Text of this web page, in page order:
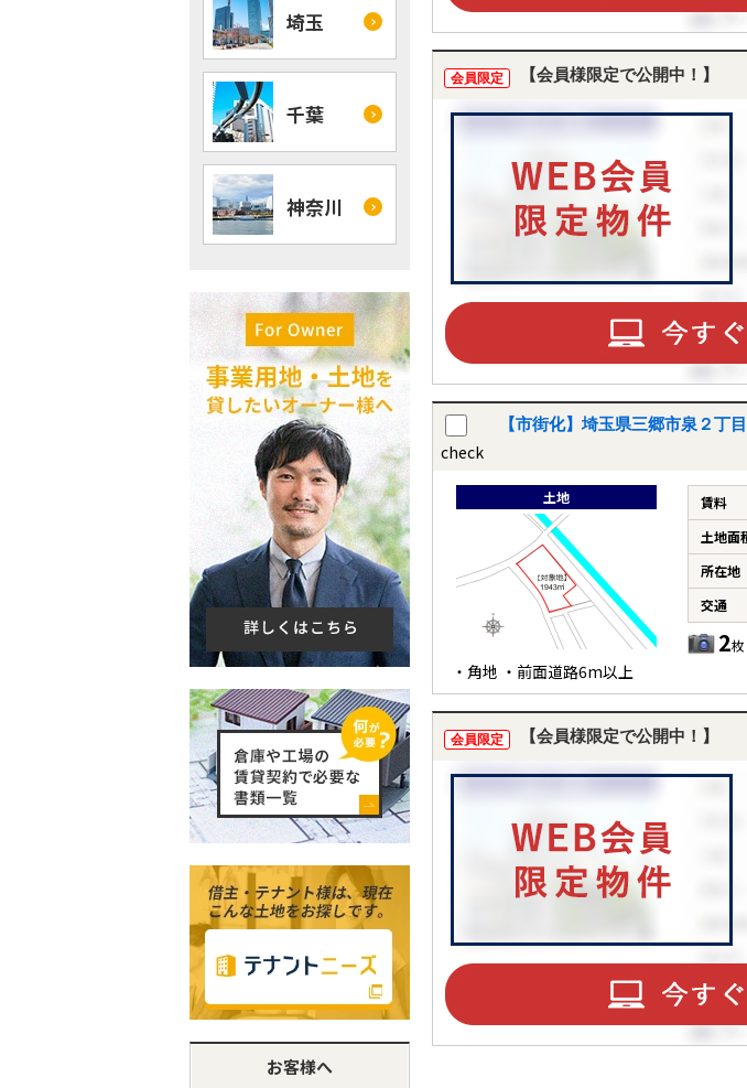
会員限定 【会員様限定で公開中！】
check
【市街化】埼玉県三郷市泉２丁
土地
・角地 ・前面道路6m以上
賃料
土地面
所在地
交通
2
会員限定 【会員様限定で公開中！】
埼玉
千葉
神奈川
お客様へ